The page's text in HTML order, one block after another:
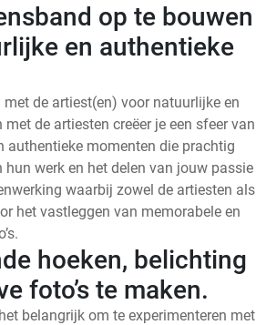
op te bouwen
en authentieke
de artiest(en) voor natuurlijke en
de artiesten creëer je een sfeer van
authentieke momenten die prachtig
werk en het delen van jouw passie
waarbij zowel de artiesten als
het vastleggen van memorabele en
hoeken, belichting
foto’s te maken.
belangrijk om te experimenteren met